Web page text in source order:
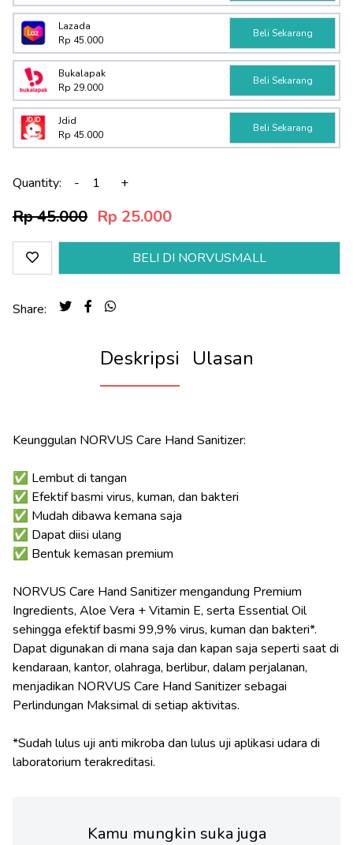
Lazada
Rp 45.000
Beli Sekarang
Bukalapak
Rp 29.000
Beli Sekarang
Jdid
Rp 45.000
Beli Sekarang
Quantity: - +
Rp 45.000 Rp 25.000
BELI DI NORVUSMALL
Share:
Deskripsi Ulasan
Keunggulan NORVUS Care Hand Sanitizer:
✅ Lembut di tangan
✅ Efektif basmi virus, kuman, dan bakteri
✅ Mudah dibawa kemana saja
✅ Dapat diisi ulang
✅ Bentuk kemasan premium
NORVUS Care Hand Sanitizer mengandung Premium
Ingredients, Aloe Vera + Vitamin E, serta Essential Oil
sehingga efektif basmi 99,9% virus, kuman dan bakteri*.
Dapat digunakan di mana saja dan kapan saja seperti saat di
kendaraan, kantor, olahraga, berlibur, dalam perjalanan,
menjadikan NORVUS Care Hand Sanitizer sebagai
Perlindungan Maksimal di setiap aktivitas.
*Sudah lulus uji anti mikroba dan lulus uji aplikasi udara di
Kamu mungkin suka juga